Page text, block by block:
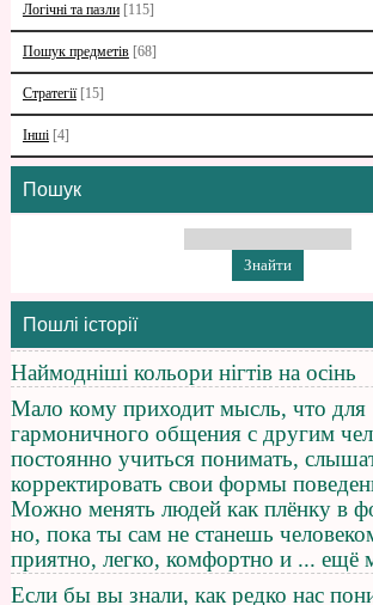
Логічні та пазли [115]
Пошук предметів [68]
Стратегії [15]
Інші [4]
Пошук
Пошлі історії